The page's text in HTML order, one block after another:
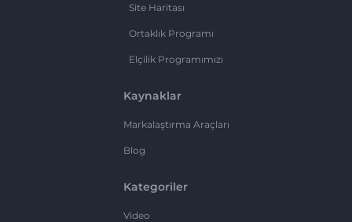
Site Haritası
Ortaklık Programı
Elçilik Programımızı
Kaynaklar
Markalaştırma Araçları
Blog
Kategoriler
Video